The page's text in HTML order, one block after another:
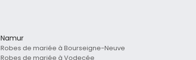
Namur
Robes de mariée à Bourseigne-Neuve
Robes de mariée à Vodecée